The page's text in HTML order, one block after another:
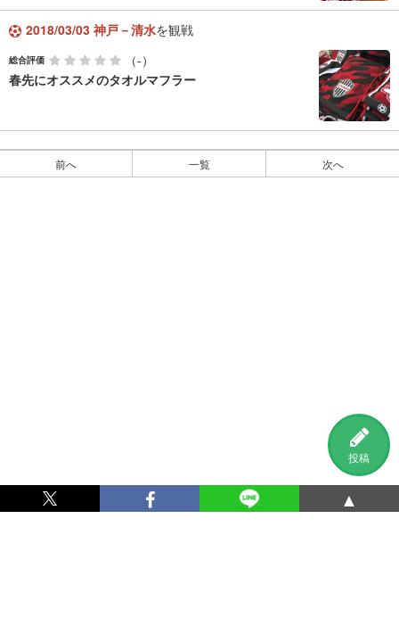
投稿
2018/03/03 神戸－清水を観戦
総合評価
（-）
春先にオススメのタオルマフラー
前へ 一覧 次へ
▲